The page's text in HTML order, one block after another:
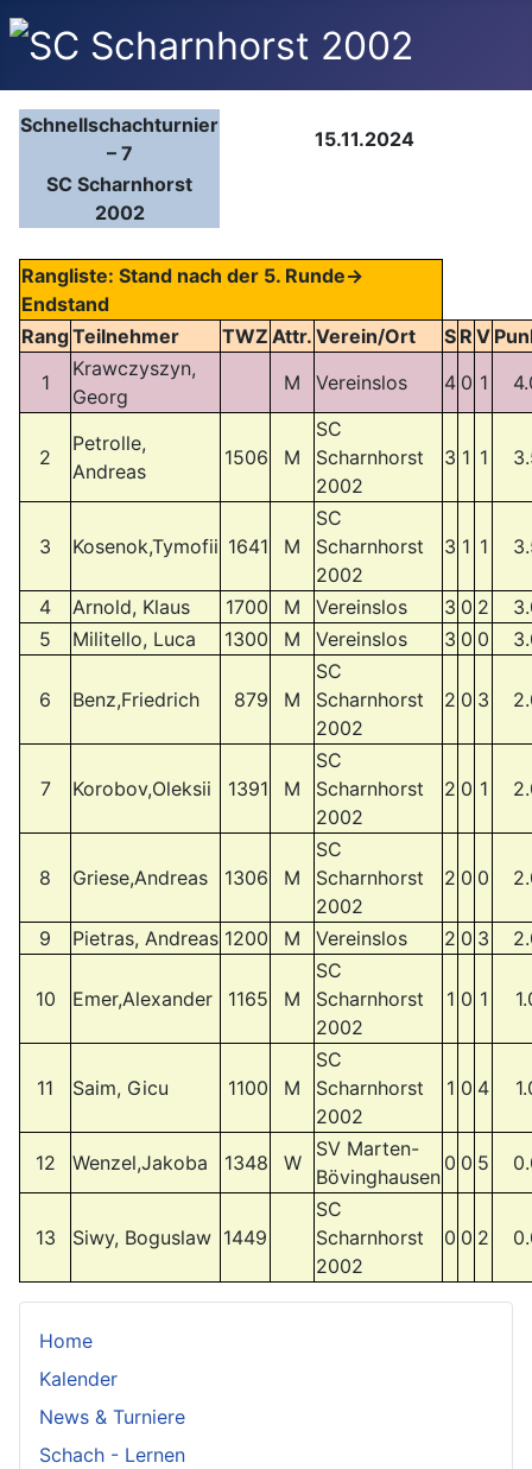
Schnellschachturnier
– 7
15.11.2024
SC Scharnhorst
2002
Rangliste: Stand nach der 5. Runde->
Endstand
RangTeilnehmer TWZ Attr. Verein/Ort S R V
1
Krawczyszyn,
Georg
M Vereinslos 4 0 1
2
Petrolle,
Andreas
1506 M
SC
Scharnhorst
2002
3 1 1
3 Kosenok,Tymofii 1641 M
SC
Scharnhorst
2002
3 1 1
4 Arnold, Klaus 1700 M Vereinslos 3 0 2
5
Militello, Luca 1300 M Vereinslos 3 0 0
6 Benz,Friedrich 879 M
SC
Scharnhorst
2002
2 0 3
7 Korobov,Oleksii 1391 M
SC
Scharnhorst
2002
2 0 1
8 Griese,Andreas 1306 M
SC
Scharnhorst
2002
2 0 0
9 Pietras, Andreas 1200 M Vereinslos 2 0 3
10 Emer,Alexander 1165 M
SC
Scharnhorst
2002
1 0 1
11 Saim, Gicu 1100 M
SC
Scharnhorst
2002
1 0 4
12 Wenzel,Jakoba 1348 W
SV Marten-
Bövinghausen
0 0 5
13 Siwy, Boguslaw 1449
SC
Scharnhorst
2002
0 0 2
Home
Kalender
News & Turniere
Schach - Lernen